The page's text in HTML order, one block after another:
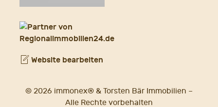
Website bearbeiten
© 2026 immonex® & Torsten Bär Immobilien –
Alle Rechte vorbehalten